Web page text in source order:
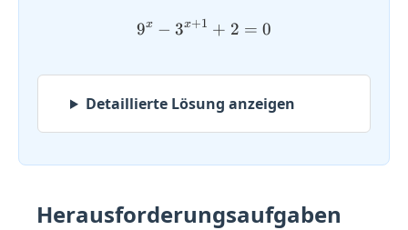
9^x - 3^{x + 1} + 2 = 0
9x − 3x+1 + 2 = 0
Detaillierte Lösung anzeigen
Herausforderungsaufgaben